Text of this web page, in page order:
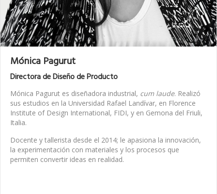
Mónica Pagurut
Directora de Diseño de Producto
Mónica Pagurut es diseñadora industrial, cum laude. Realizó
sus estudios en la Universidad Rafael Landívar, en Florence
Institute of Design International, FIDI, y en Gemona del Friuli,
Italia.
Docente y tallerista desde el 2014; le apasiona la innovación,
la experimentación con materiales y los procesos que
permiten convertir ideas en realidad.